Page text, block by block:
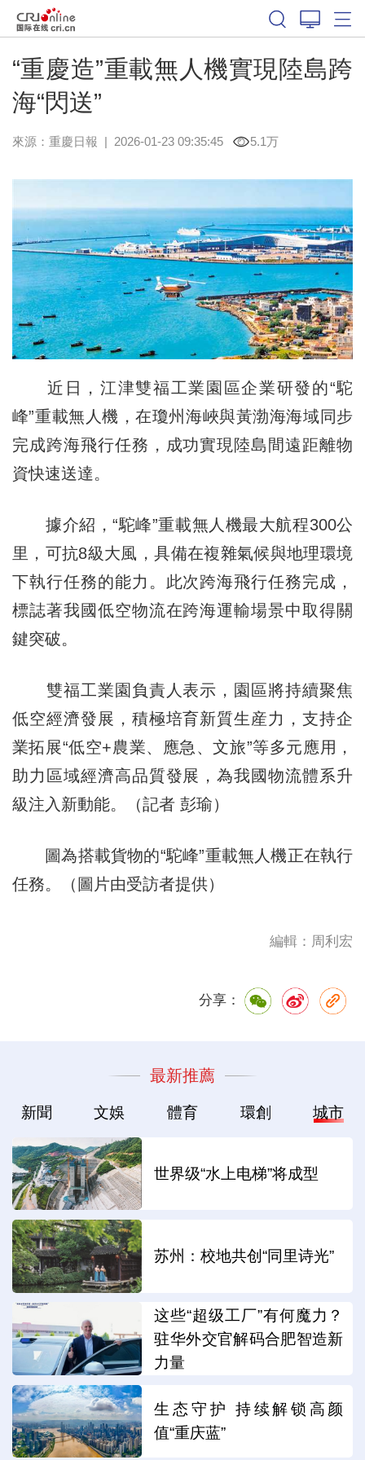
“重慶造”重載無人機實現陸島跨
海“閃送”
來源： 重慶日報 | 2026-01-23 09:35:45 5.1万
近日，江津雙福工業園區企業研發的“駝
峰”重載無人機，在瓊州海峽與黃渤海海域同步
完成跨海飛行任務，成功實現陸島間遠距離物
資快速送達。
據介紹，“駝峰”重載無人機最大航程300公
里，可抗8級大風，具備在複雜氣候與地理環境
下執行任務的能力。此次跨海飛行任務完成，
標誌著我國低空物流在跨海運輸場景中取得關
鍵突破。
雙福工業園負責人表示，園區將持續聚焦
低空經濟發展，積極培育新質生産力，支持企
業拓展“低空+農業、應急、文旅”等多元應用，
助力區域經濟高品質發展，為我國物流體系升
級注入新動能。（記者 彭瑜）
圖為搭載貨物的“駝峰”重載無人機正在執行
任務。（圖片由受訪者提供）
編輯：周利宏
分享：
最新推薦
新聞 文娛 體育 環創 城市
世界级“水上电梯”将成型
苏州：校地共创“同里诗光”
这些“超级工厂”有何魔力？
驻华外交官解码合肥智造新
力量
生态守护 持续解锁高颜
值“重庆蓝”